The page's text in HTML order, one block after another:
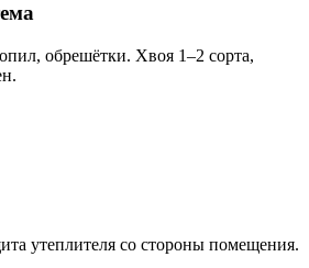
обрешётки. Хвоя 1–2 сорта,
утеплителя со стороны помещения.